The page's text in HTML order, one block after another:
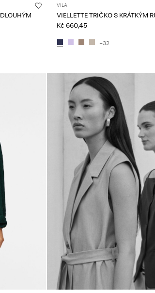
VILA
VIELLETTE TRIČKO S KRÁTKÝM
Kč 660,45
+32
Intet indhold